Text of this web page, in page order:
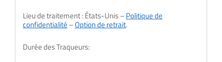
Lieu de traitement : États-Unis –Politique de
confidentialité –Option de retrait.
Durée des Traqueurs: